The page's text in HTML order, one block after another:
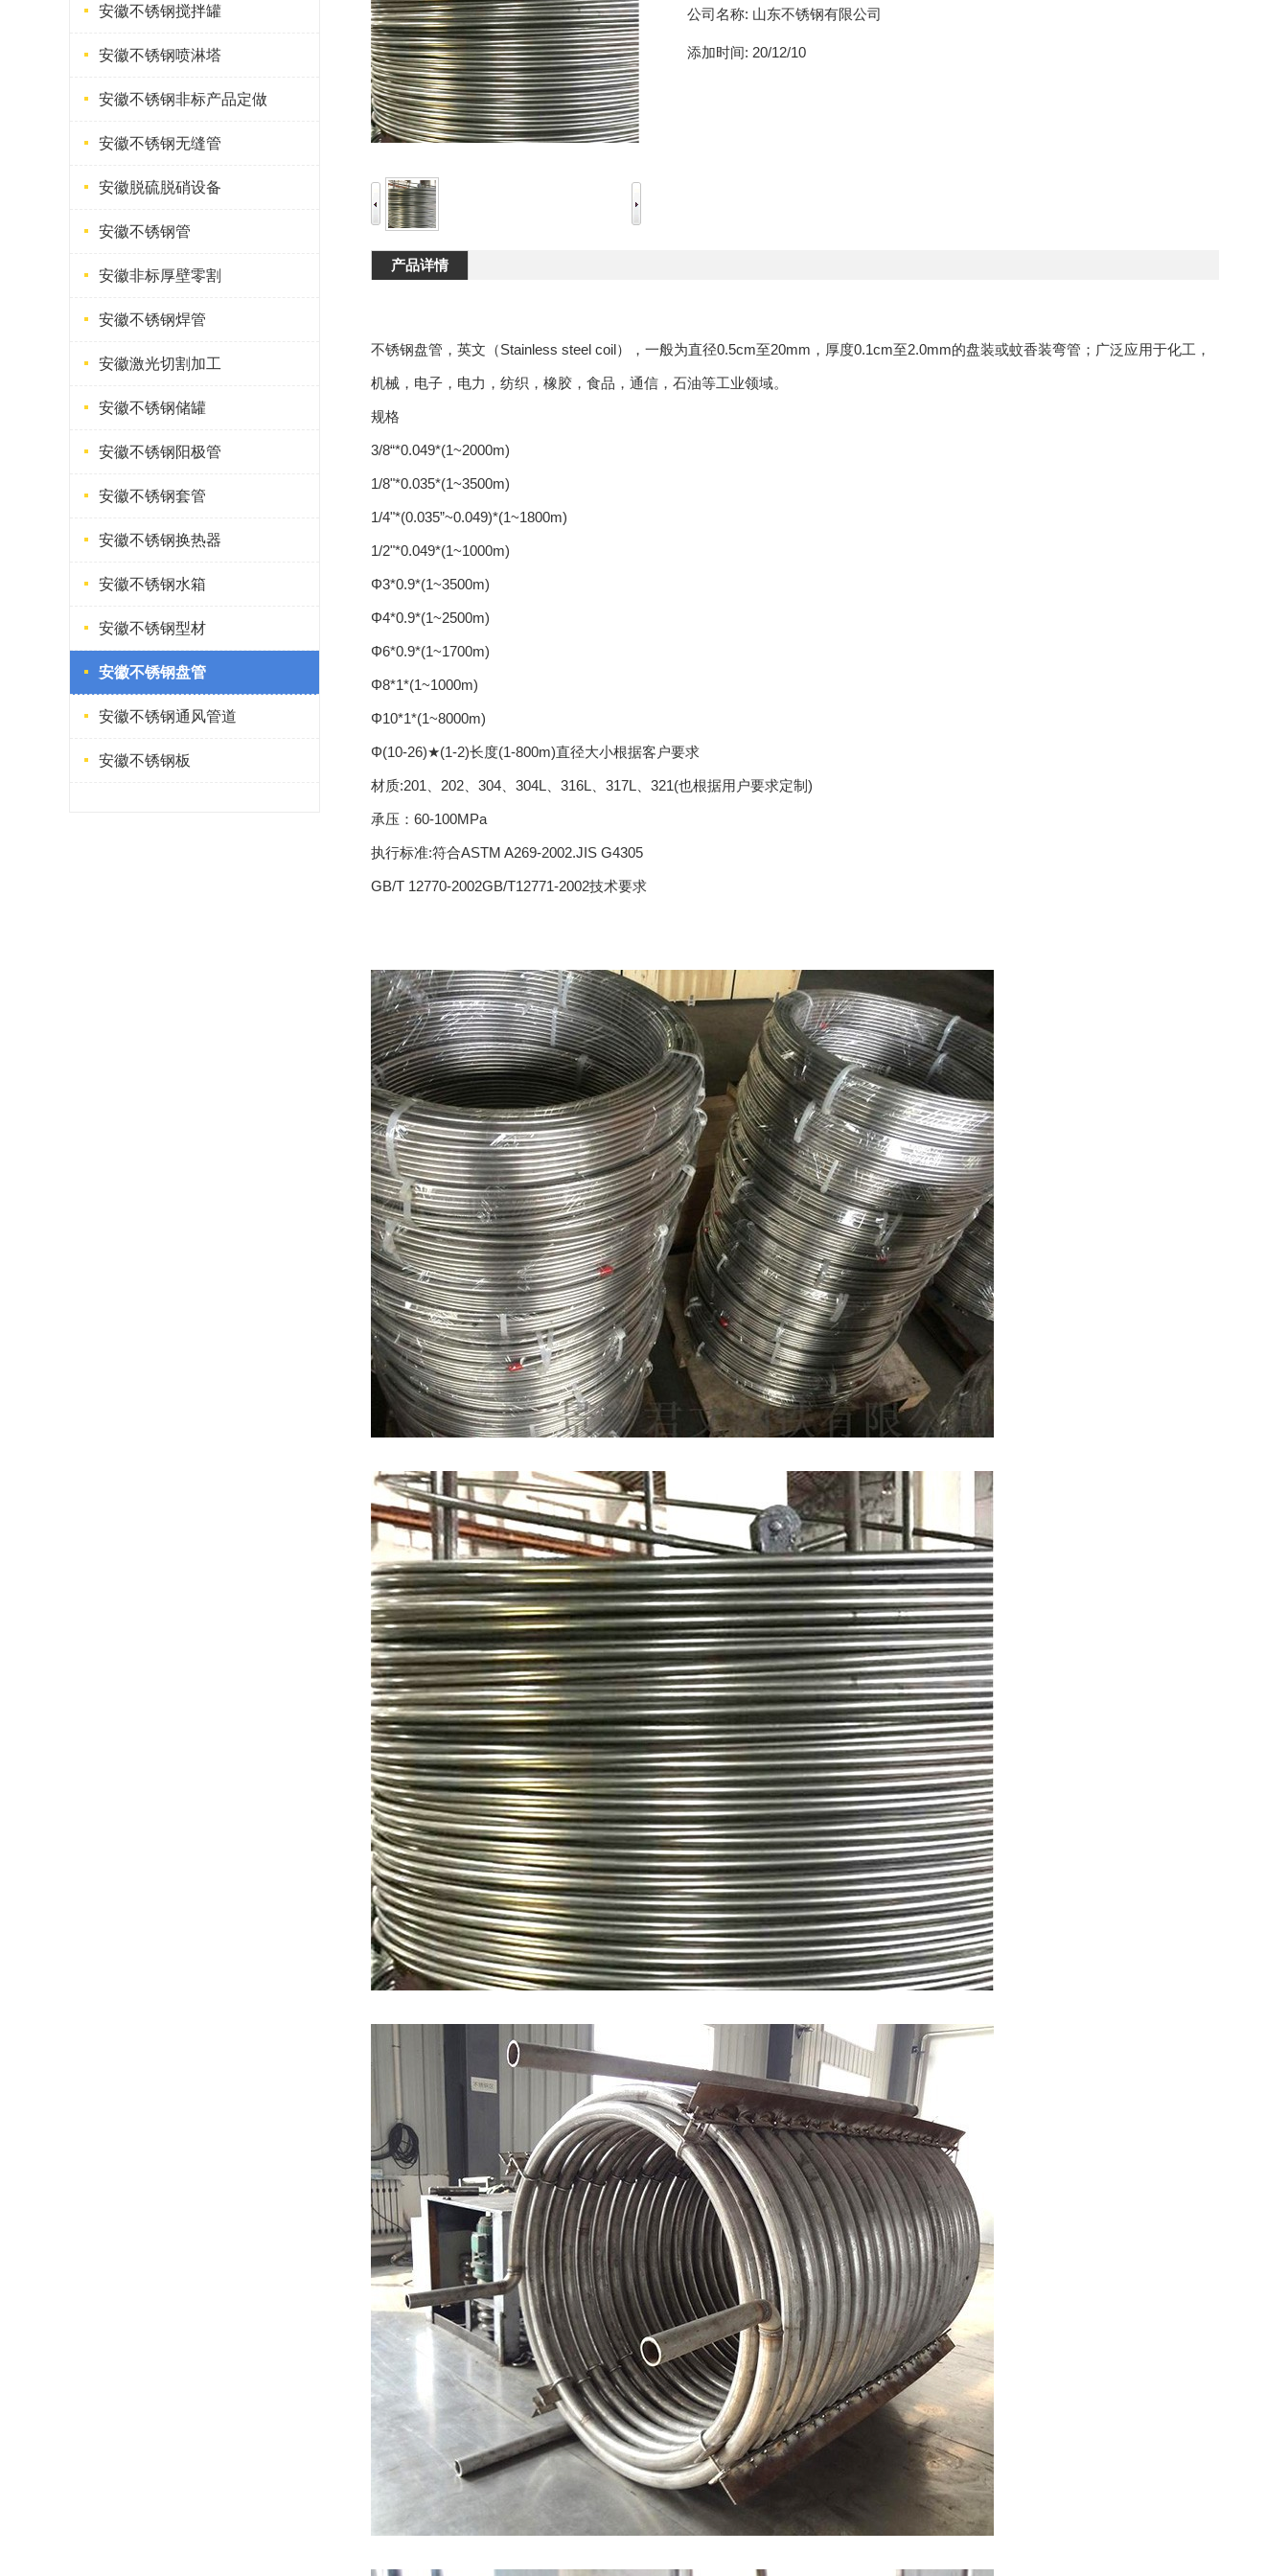
安徽不锈钢搅拌罐
安徽不锈钢喷淋塔
安徽不锈钢非标产品定做
安徽不锈钢无缝管
安徽脱硫脱硝设备
安徽不锈钢管
安徽非标厚壁零割
安徽不锈钢焊管
安徽激光切割加工
安徽不锈钢储罐
安徽不锈钢阳极管
安徽不锈钢套管
安徽不锈钢换热器
安徽不锈钢水箱
安徽不锈钢型材
安徽不锈钢盘管
安徽不锈钢通风管道
安徽不锈钢板
公司名称: 山东不锈钢有限公司
添加时间: 20/12/10
产品详情
不锈钢盘管，英文（Stainless steel coil），一般为直径0.5cm至20mm，厚度0.1cm至2.0mm的盘装或蚊香装弯管；广泛应用于化工，
机械，电子，电力，纺织，橡胶，食品，通信，石油等工业领域。
规格
3/8“*0.049*(1~2000m)
1/8"*0.035*(1~3500m)
1/4"*(0.035”~0.049)*(1~1800m)
1/2"*0.049*(1~1000m)
Φ3*0.9*(1~3500m)
Φ4*0.9*(1~2500m)
Φ6*0.9*(1~1700m)
Φ8*1*(1~1000m)
Φ10*1*(1~8000m)
Φ(10-26)★(1-2)长度(1-800m)直径大小根据客户要求
材质:201、202、304、304L、316L、317L、321(也根据用户要求定制)
承压：60-100MPa
执行标准:符合ASTM A269-2002.JIS G4305
GB/T 12770-2002GB/T12771-2002技术要求